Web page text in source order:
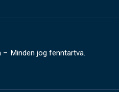
Minden jog fenntartva.